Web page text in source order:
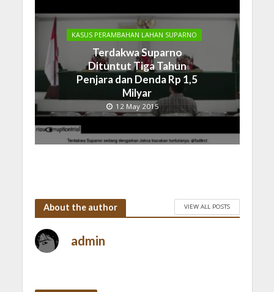
KASUS PERAMBAHAN LAHAN SUPARNO
Terdakwa Suparno
Dituntut Tiga Tahun
Penjara dan Denda Rp 1,5
Milyar
12 May 2015
About the author VIEW ALL POSTS
admin